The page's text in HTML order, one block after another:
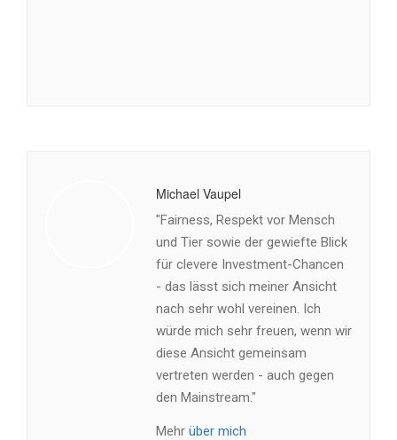
Michael Vaupel
"Fairness, Respekt vor Mensch
und Tier sowie der gewiefte Blick
für clevere Investment-Chancen
- das lässt sich meiner Ansicht
nach sehr wohl vereinen. Ich
würde mich sehr freuen, wenn wir
diese Ansicht gemeinsam
vertreten werden - auch gegen
den Mainstream."
Mehr über mich